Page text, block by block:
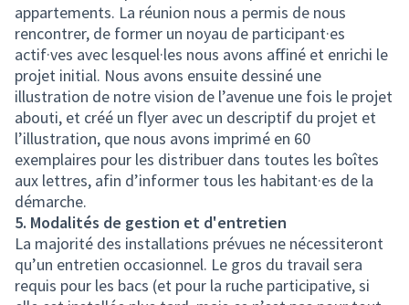
appartements. La réunion nous a permis de nous
rencontrer, de former un noyau de participant·es
actif·ves avec lesquel·les nous avons affiné et enrichi le
projet initial. Nous avons ensuite dessiné une
illustration de notre vision de l’avenue une fois le projet
abouti, et créé un flyer avec un descriptif du projet et
l’illustration, que nous avons imprimé en 60
exemplaires pour les distribuer dans toutes les boîtes
aux lettres, afin d’informer tous les habitant·es de la
démarche.
5. Modalités de gestion et d'entretien
La majorité des installations prévues ne nécessiteront
qu’un entretien occasionnel. Le gros du travail sera
requis pour les bacs (et pour la ruche participative, si